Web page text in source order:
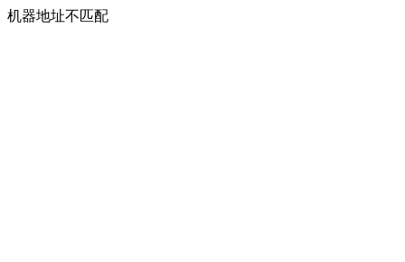
机器地址不匹配